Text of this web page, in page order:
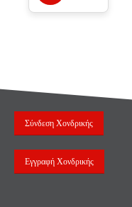
Σύνδεση Χονδρικής
Εγγραφή Χονδρικής